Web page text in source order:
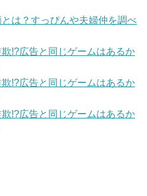
は？すっぴんや夫婦仲を調べ
!?広告と同じゲームはあるか
!?広告と同じゲームはあるか
!?広告と同じゲームはあるか